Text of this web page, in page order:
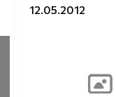
12.05.2012